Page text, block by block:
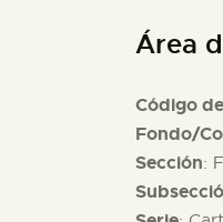
Área
Código
Fondo/
Sección: